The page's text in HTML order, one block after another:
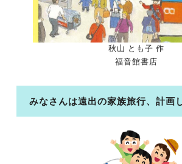
秋山 とも子 作
福音館書店
みなさんは遠出の家族旅行、計画